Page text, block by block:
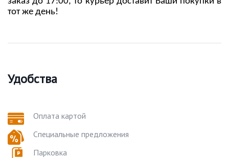
тот же день!
Удобства
Оплата картой
Специальные предложения
Парковка